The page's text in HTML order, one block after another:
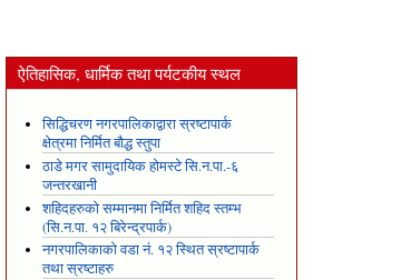
ऐतिहासिक, धार्मिक तथा पर्यटकीय स्थल
सिद्धिचरण नगरपालिकाद्वारा स्रष्टापार्क
क्षेत्रमा निर्मित बौद्ध स्तुपा
ठाडे मगर सामुदायिक होमस्टे सि.न.पा.-६
जन्तरखानी
शहिदहरुको सम्मानमा निर्मित शहिद स्तम्भ
(सि.न.पा. १२ बिरेन्द्रपार्क)
नगरपालिकाको वडा नं. १२ स्थित स्रष्टापार्क
तथा स्रष्टाहरु